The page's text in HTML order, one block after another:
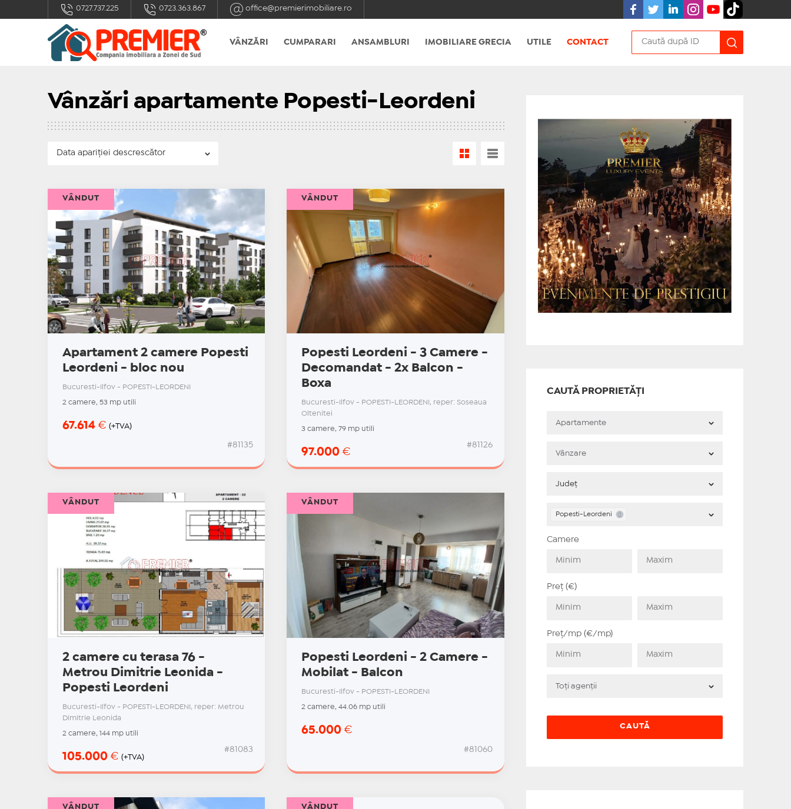
0727.737.225 0723.363.867 office@premierimobiliare.ro
VÂNZĂRI CUMPARARI ANSAMBLURI IMOBILIARE GRECIA UTILE CONTACT
Vânzări apartamente Popesti-Leordeni
Apartament 2 camere Popesti
Leordeni - bloc nou
Bucuresti-Ilfov - POPESTI-LEORDENI
2 camere, 53 mp utili
67.614 € (+TVA)
#81135
VÂNDUT
Popesti Leordeni - 3 Camere -
Decomandat - 2x Balcon -
Boxa
Bucuresti-Ilfov - POPESTI-LEORDENI, reper: Soseaua
Oltenitei
3 camere, 79 mp utili
97.000€
#81126
VÂNDUT
2 camere cu terasa 76 -
Metrou Dimitrie Leonida -
Popesti Leordeni
Bucuresti-Ilfov - POPESTI-LEORDENI, reper: Metrou
Dimitrie Leonida
2 camere, 144 mp utili
105.000 € (+TVA)
#81083
VÂNDUT
Popesti Leordeni - 2 Camere -
Mobilat - Balcon
Bucuresti-Ilfov - POPESTI-LEORDENI
2 camere, 44.06 mp utili
65.000€
#81060
VÂNDUT
VÂNDUT VÂNDUT
CAUTĂ PROPRIETĂȚI
Popesti-Leordeni
Camere
Preț (€)
Preț/mp (€/mp)